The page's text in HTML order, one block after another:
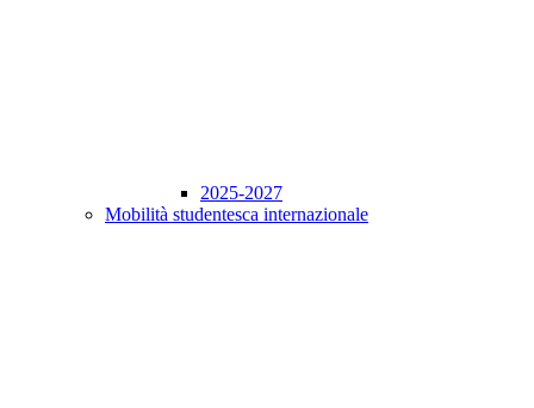
2025-2027
Mobilità studentesca internazionale